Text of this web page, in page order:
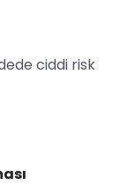
ciddi risk